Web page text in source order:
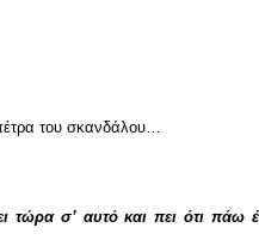
του σκανδάλου…
σʼ αυτό και πει ότι πάω